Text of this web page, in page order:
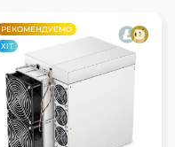
РЕКОМЕНДУЄМО
ХІТ